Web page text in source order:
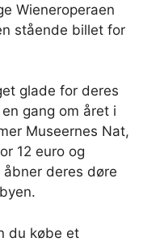
Wieneroperaen
stående billet for
glade for deres
gang om året i
Museernes Nat,
12 euro og
deres døre
du købe et